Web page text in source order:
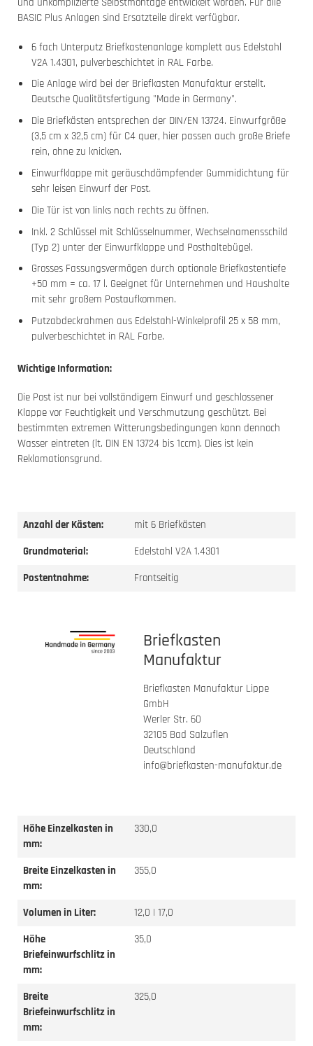
und unkomplizierte Selbstmontage entwickelt worden. Für alle
BASIC Plus Anlagen sind Ersatzteile direkt verfügbar.
6 fach Unterputz Briefkastenanlage komplett aus Edelstahl
V2A 1.4301, pulverbeschichtet in RAL Farbe.
Die Anlage wird bei der Briefkasten Manufaktur erstellt.
Deutsche Qualitätsfertigung "Made in Germany".
Die Briefkästen entsprechen der DIN/EN 13724. Einwurfgröße
(3,5 cm x 32,5 cm) für C4 quer, hier passen auch große Briefe
rein, ohne zu knicken.
Einwurfklappe mit geräuschdämpfender Gummidichtung für
sehr leisen Einwurf der Post.
Die Tür ist von links nach rechts zu öffnen.
Inkl. 2 Schlüssel mit Schlüsselnummer, Wechselnamensschild
(Typ 2) unter der Einwurfklappe und Posthaltebügel.
Grosses Fassungsvermögen durch optionale Briefkastentiefe
+50 mm = ca. 17 l. Geeignet für Unternehmen und Haushalte
mit sehr großem Postaufkommen.
Putzabdeckrahmen aus Edelstahl-Winkelprofil 25 x 58 mm,
pulverbeschichtet in RAL Farbe.
Wichtige Information:
Die Post ist nur bei vollständigem Einwurf und geschlossener
Klappe vor Feuchtigkeit und Verschmutzung geschützt. Bei
bestimmten extremen Witterungsbedingungen kann dennoch
Wasser eintreten (lt. DIN EN 13724 bis 1ccm). Dies ist kein
Reklamationsgrund.
Anzahl der Kästen:
mit 6 Briefkästen
Grundmaterial:
Edelstahl V2A 1.4301
Postentnahme:
Frontseitig
Briefkasten
Manufaktur
Briefkasten Manufaktur Lippe
GmbH
Werler Str. 60
32105 Bad Salzuflen
Deutschland
info@briefkasten-manufaktur.de
Höhe Einzelkasten in
mm:
330,0
Breite Einzelkasten in
mm:
355,0
Volumen in Liter:
12,0 | 17,0
Höhe
Briefeinwurfschlitz in
mm:
35,0
Breite
Briefeinwurfschlitz in
mm:
325,0